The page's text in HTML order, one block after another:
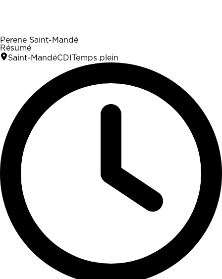
Perene Saint-Mandé
Résumé
Saint-MandéCDI Temps plein